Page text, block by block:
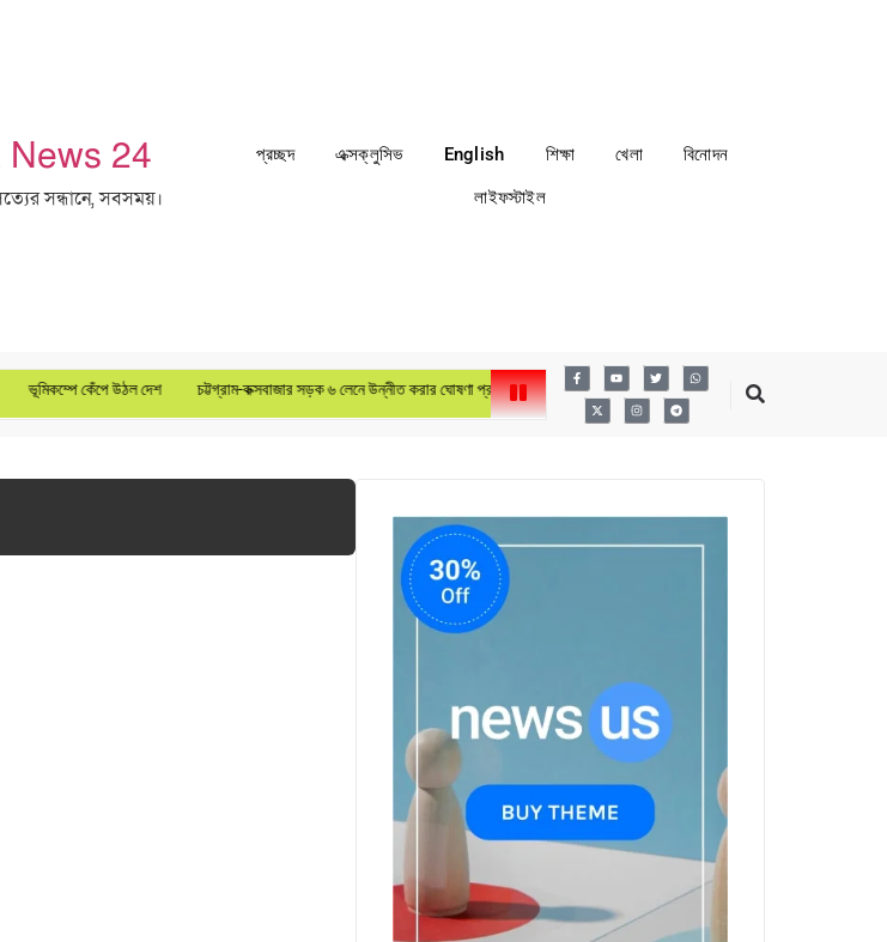
24
সন্ধানে, সবসময়।
প্রচ্ছদ এক্সক্লুসিভ English শিক্ষা খেলা
বিনোদন
লাইফস্টাইল
ভূমিকম্পে কেঁপে উঠল দেশ চট্টগ্রাম-কক্সবাজার সড়ক ৬ লেনে উন্নীত করার ঘোষণা প্রধানমন্ত্রীর লায়ন্স ইন্টারন্যাশনাল ডিস্ট্রিক্ট ৩১৫এ৩ বাংলাদেশের ৬ষ্ঠ